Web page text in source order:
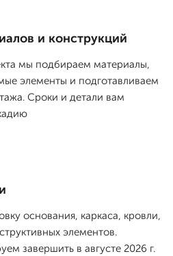
и конструкций
мы подбираем материалы,
элементы и подготавливаем
Сроки и детали вам
основания, каркаса, кровли,
элементов.
завершить в августе 2026 г.